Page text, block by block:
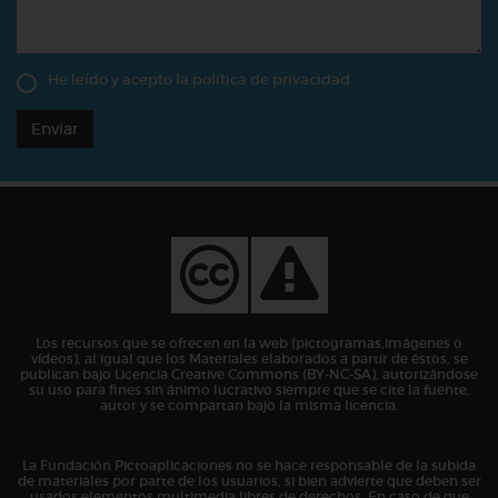
He leído y acepto la política de privacidad
Enviar
Los recursos que se ofrecen en la web (pictogramas,imágenes o
vídeos), al igual que los Materiales elaborados a partir de éstos, se
publican bajo Licencia Creative Commons (BY-NC-SA), autorizándose
su uso para fines sin ánimo lucrativo siempre que se cite la fuente,
autor y se compartan bajo la misma licencia.
La Fundación Pictoaplicaciones no se hace responsable de la subida
de materiales por parte de los usuarios, si bien advierte que deben ser